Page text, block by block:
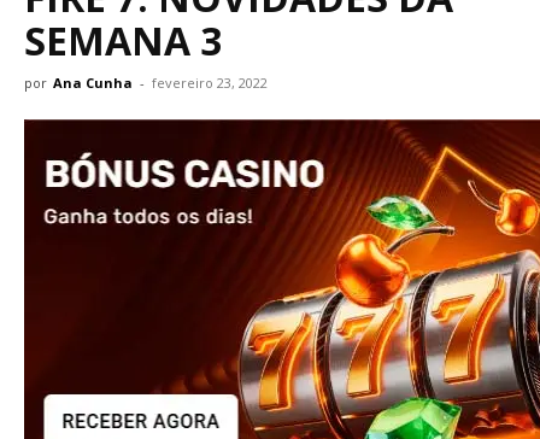
SEMANA 3
por Ana Cunha - fevereiro 23, 2022